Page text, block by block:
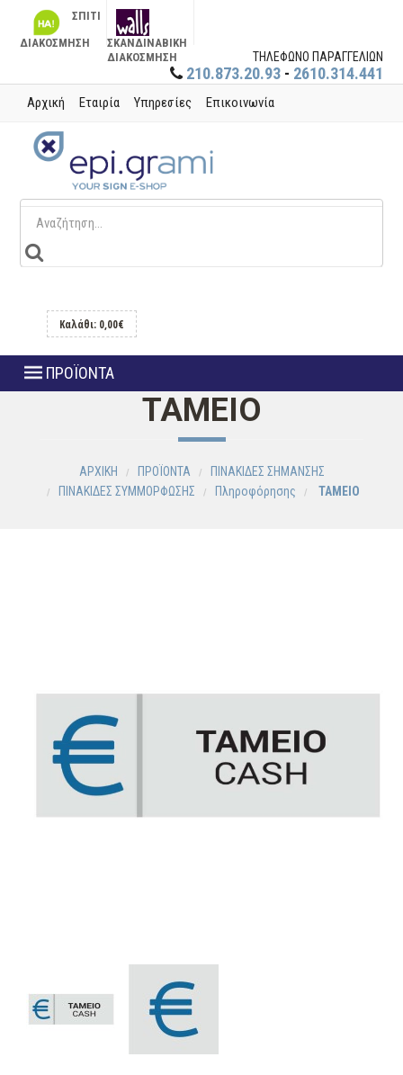
ΣΠΙΤΙ
ΔΙΑΚΟΣΜΗΣΗ
ΣΚΑΝΔΙΝΑΒΙΚΗ
ΔΙΑΚΟΣΜΗΣΗ
ΤΗΛΕΦΩΝΟ ΠΑΡΑΓΓΕΛΙΩΝ
210.873.20.93 - 2610.314.441
Αρχική Εταιρία Υπηρεσίες Επικοινωνία
Καλάθι: 0,00€
ΠΡΟΪΟΝΤΑ
ΤΑΜΕΙΟ
ΑΡΧΙΚΗ ΠΡΟΪΟΝΤΑ
ΠΙΝΑΚΙΔΕΣ ΣΗΜΑΝΣΗΣ
ΠΙΝΑΚΙΔΕΣ ΣΥΜΜΟΡΦΩΣΗΣ
Πληροφόρησης ΤΑΜΕΙΟ